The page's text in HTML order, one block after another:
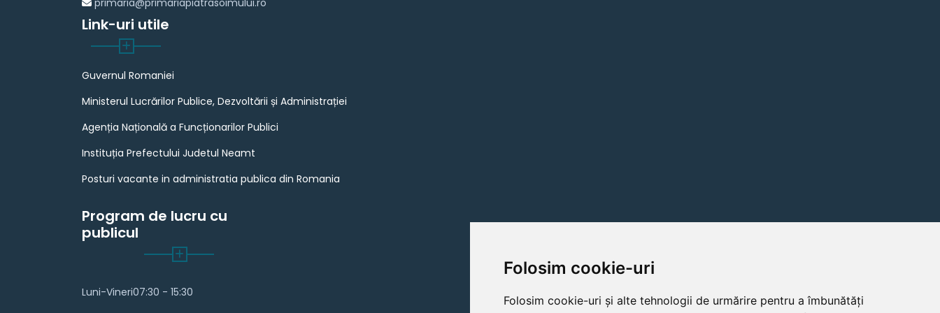
Folosim cookie-uri
Folosim cookie-uri și alte tehnologii de urmărire pentru a îmbunătăți
primaria@primariapiatrasoimului.ro
Link-uri utile
Guvernul Romaniei
Ministerul Lucrărilor Publice, Dezvoltării și Administrației
Agenția Națională a Funcționarilor Publici
Instituția Prefectului Judetul Neamt
Posturi vacante in administratia publica din Romania
Program de lucru cu
publicul
Luni-Vineri07:30 - 15:30